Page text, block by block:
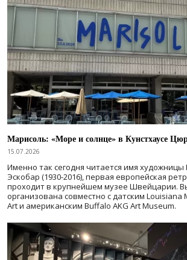
Марисоль: «Море и солнце» в Кунстхаусе
15.07.2026
Именно так сегодня читается имя
Эскобар (1930-2016), первая европейская
проходит в крупнейшем музее Швейцарии.
организована совместно с датским Louisiana
Art и американским Buffalo AKG Art Museum.